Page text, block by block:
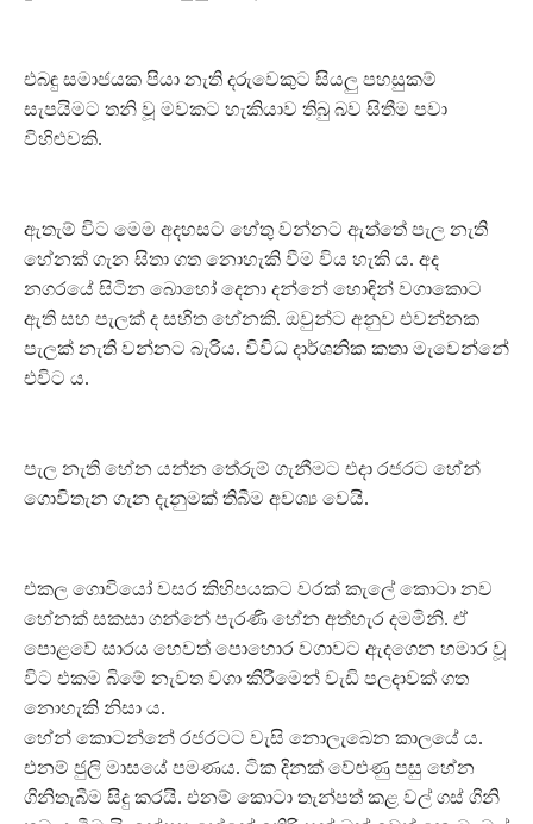
එබඳු සමාජයක පියා නැති දරුවෙකුට සියලු පහසුකම්
සැපයිමට තනි වූ මවකට හැකියාව තිබු බව සිතීම පවා
විහිළුවකි.
ඇතැම් විට මෙම අදහසට හේතු වන්නට ඇත්තේ පැල නැති
හේනක් ගැන සිතා ගත නොහැකි වීම විය හැකි ය. අද
නගරයේ සිටින බොහෝ දෙනා දන්නේ හොඳින් වගාකොට
ඇති සහ පැලක් ද සහිත හේනකි. ඔවුන්ට අනුව එවන්නක
පැලක් නැති වන්නට බැරිය. විවිධ දාර්ශනික කතා මැවෙන්නේ
එවිට ය.
පැල නැති හේන යන්න තේරුම් ගැනීමට එදා රජරට හේන්
ගොවිතැන ගැන දැනුමක් තිබීම අවශ්‍ය වෙයි.
එකල ගොවියෝ වසර කිහිපයකට වරක් කැලේ කොටා නව
හේනක් සකසා ගන්නේ පැරණි හේන අත්හැර දමමිනි. ඒ
පොළවේ සාරය හෙවත් පොහොර වගාවට ඇදගෙන හමාර වූ
විට එකම බිමේ නැවත වගා කිරීමෙන් වැඩි පලදාවක් ගත
නොහැකි නිසා ය.
හේන් කොටන්නේ රජරටට වැසි නොලැබෙන කාලයේ ය.
එනම් ජුලි මාසයේ පමණය. ටික දිනක් වේළුණු පසු හේන
ගිනිතැබීම සිදු කරයි. එනම් කොටා තැන්පත් කළ වල් ගස් ගිනි